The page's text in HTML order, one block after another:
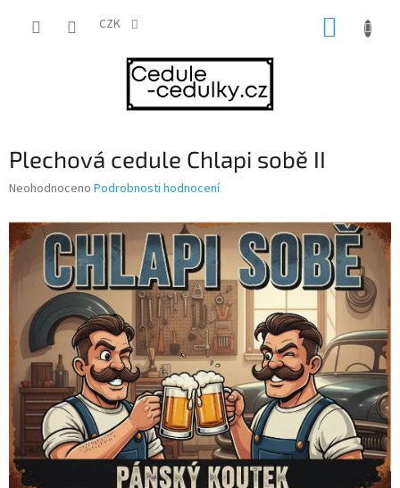
CZK
Plechová cedule Chlapi sobě II
Průměrné
produktu
je
0,0
z
5
hvězdiček.
Neohodnoceno Podrobnosti hodnocení